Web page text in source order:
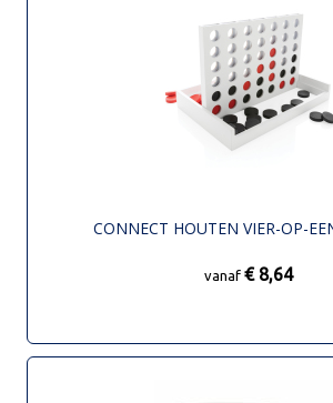
CONNECT HOUTEN VIER-OP-
vanaf € 8,64